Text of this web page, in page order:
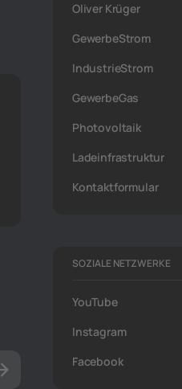
Oliver Krüger
GewerbeStrom
IndustrieStrom
GewerbeGas
Photovoltaik
Ladeinfrastruktur
Kontaktformular
SOZIALE NETZWERKE
YouTube
Instagram
Facebook